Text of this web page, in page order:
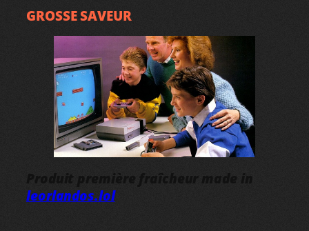
GROSSE SAVEUR
Produit première fraîcheur made in
leorlandos.lol